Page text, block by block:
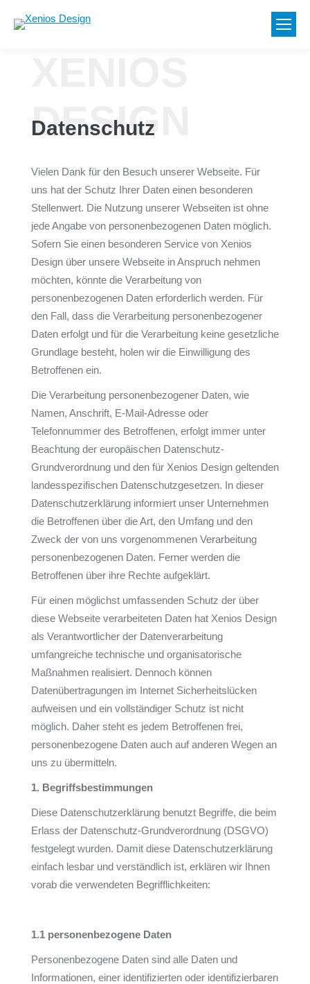
DESIGN
Datenschutz
Vielen Dank für den Besuch unserer Webseite. Für
uns hat der Schutz Ihrer Daten einen besonderen
Stellenwert. Die Nutzung unserer Webseiten ist ohne
jede Angabe von personenbezogenen Daten möglich.
Sofern Sie einen besonderen Service von Xenios
Design über unsere Webseite in Anspruch nehmen
möchten, könnte die Verarbeitung von
personenbezogenen Daten erforderlich werden. Für
den Fall, dass die Verarbeitung personenbezogener
Daten erfolgt und für die Verarbeitung keine gesetzliche
Grundlage besteht, holen wir die Einwilligung des
Betroffenen ein.
Die Verarbeitung personenbezogener Daten, wie
Namen, Anschrift, E-Mail-Adresse oder
Telefonnummer des Betroffenen, erfolgt immer unter
Beachtung der europäischen Datenschutz-
Grundverordnung und den für Xenios Design geltenden
landesspezifischen Datenschutzgesetzen. In dieser
Datenschutzerklärung informiert unser Unternehmen
die Betroffenen über die Art, den Umfang und den
Zweck der von uns vorgenommenen Verarbeitung
personenbezogenen Daten. Ferner werden die
Betroffenen über ihre Rechte aufgeklärt.
Für einen möglichst umfassenden Schutz der über
diese Webseite verarbeiteten Daten hat Xenios Design
als Verantwortlicher der Datenverarbeitung
umfangreiche technische und organisatorische
Maßnahmen realisiert. Dennoch können
Datenübertragungen im Internet Sicherheitslücken
aufweisen und ein vollständiger Schutz ist nicht
möglich. Daher steht es jedem Betroffenen frei,
personenbezogene Daten auch auf anderen Wegen an
uns zu übermitteln.
1. Begriffsbestimmungen
Diese Datenschutzerklärung benutzt Begriffe, die beim
Erlass der Datenschutz-Grundverordnung (DSGVO)
festgelegt wurden. Damit diese Datenschutzerklärung
einfach lesbar und verständlich ist, erklären wir Ihnen
vorab die verwendeten Begrifflichkeiten:
1.1 personenbezogene Daten
Personenbezogene Daten sind alle Daten und
Informationen, einer identifizierten oder identifizierbaren